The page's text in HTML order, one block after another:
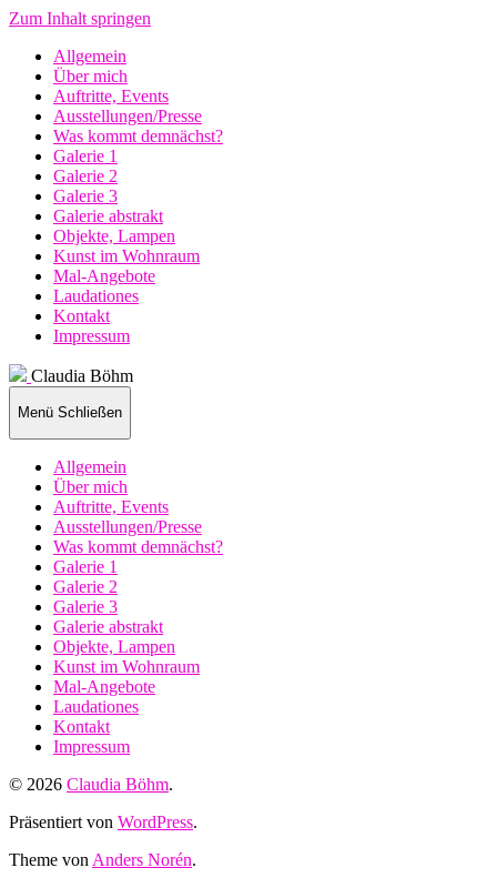
Zum Inhalt springen
Allgemein
Über mich
Auftritte, Events
Ausstellungen/Presse
Was kommt demnächst?
Galerie 1
Galerie 2
Galerie 3
Galerie abstrakt
Objekte, Lampen
Kunst im Wohnraum
Mal-Angebote
Laudationes
Kontakt
Impressum
Claudia Böhm
Menü Schließen
Allgemein
Über mich
Auftritte, Events
Ausstellungen/Presse
Was kommt demnächst?
Galerie 1
Galerie 2
Galerie 3
Galerie abstrakt
Objekte, Lampen
Kunst im Wohnraum
Mal-Angebote
Laudationes
Kontakt
Impressum
© 2026 Claudia Böhm.
Präsentiert von WordPress.
Theme von Anders Norén.